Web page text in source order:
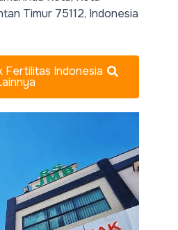
Timur 75112, Indonesia
Fertilitas Indonesia